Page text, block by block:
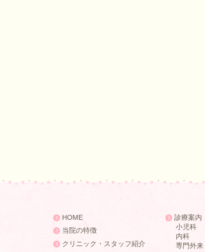
HOME
当院の特徴
クリニック・スタッフ紹介
診療案内
小児科
内科
専門外来